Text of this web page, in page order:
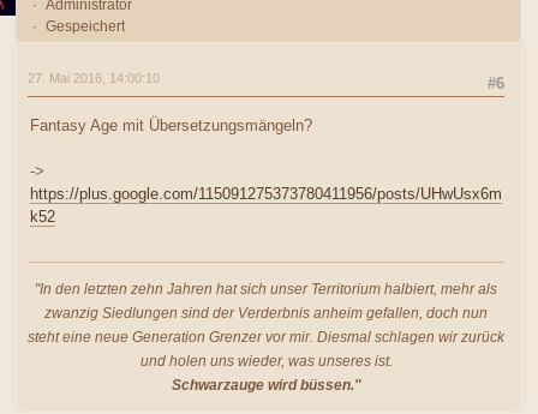
Administrator
Gespeichert
#6
27. Mai 2016, 14:00:10
Fantasy Age mit Übersetzungsmängeln?
->
https://plus.google.com/115091275373780411956/posts/UHwUsx6m
k52
"In den letzten zehn Jahren hat sich unser Territorium halbiert, mehr als
zwanzig Siedlungen sind der Verderbnis anheim gefallen, doch nun
steht eine neue Generation Grenzer vor mir. Diesmal schlagen wir zurück
und holen uns wieder, was unseres ist.
Schwarzauge wird büssen."